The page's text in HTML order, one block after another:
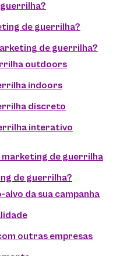
de guerrilha?
de guerrilha?
outdoors
indoors
discreto
interativo
de guerrilha
de guerrilha?
alvo da sua campanha
outras empresas